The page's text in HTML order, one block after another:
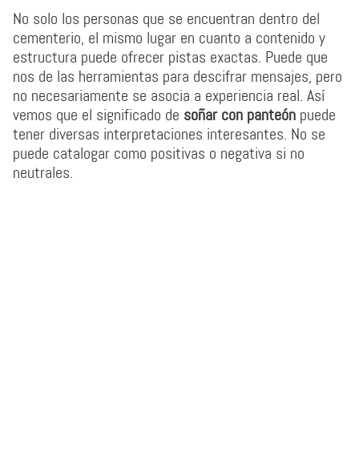
No solo los personas que se encuentran dentro del
cementerio, el mismo lugar en cuanto a contenido y
estructura puede ofrecer pistas exactas. Puede que
nos de las herramientas para descifrar mensajes, pero
no necesariamente se asocia a experiencia real. Así
vemos que el significado de soñar con panteón puede
tener diversas interpretaciones interesantes. No se
puede catalogar como positivas o negativa si no
neutrales.